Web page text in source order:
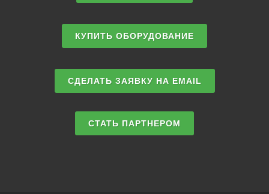
КУПИТЬ ОБОРУДОВАНИЕ
СДЕЛАТЬ ЗАЯВКУ НА EMAIL
СТАТЬ ПАРТНЕРОМ